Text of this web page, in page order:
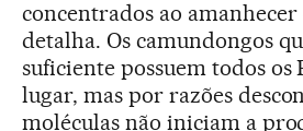
concentrados ao amanhecer
detalha. Os camundongos
suficiente possuem todos os
lugar, mas por razões
moléculas não iniciam a